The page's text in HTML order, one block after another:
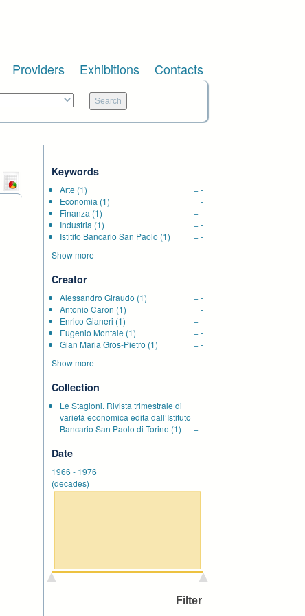
Providers Exhibitions Contacts
Keywords
Arte (1) +-
Economia (1) +-
Finanza (1) +-
Industria (1) +-
Istitito Bancario San Paolo (1) +-
Show more
Creator
Alessandro Giraudo (1) +-
Antonio Caron (1) +-
Enrico Gianeri (1) +-
Eugenio Montale (1) +-
Gian Maria Gros-Pietro (1) +-
Show more
Collection
Le Stagioni. Rivista trimestrale di
varietà economica edita dall’Istituto
Bancario San Paolo di Torino (1) +-
Date
1966 - 1976
(decades)